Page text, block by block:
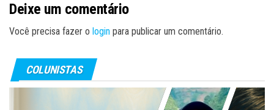
Deixe um comentário
Você precisa fazer o login para publicar um comentário.
COLUNISTAS